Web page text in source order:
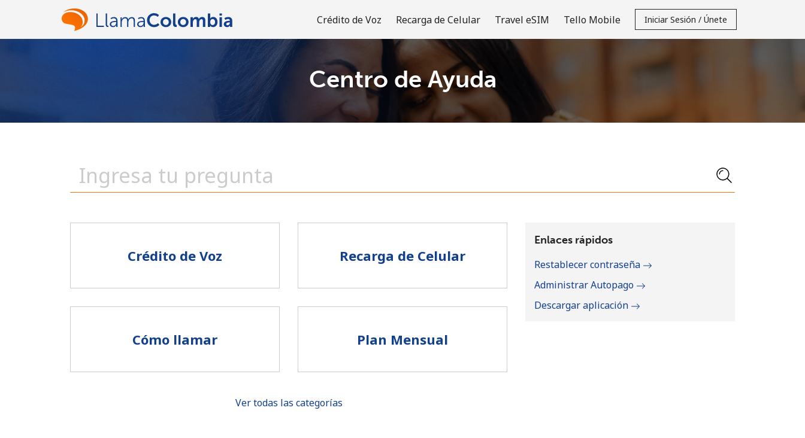
Crédito de Voz Recarga de Celular Travel eSIM Tello Mobile Iniciar Sesión / Únete
¡Bienvenido!
o
Centro de Ayuda
Crédito de Voz Recarga de Celular
Cómo llamar Plan Mensual
Ver todas las categorías
Enlaces rápidos
Restablecer contraseña
Administrar Autopago
Descargar aplicación